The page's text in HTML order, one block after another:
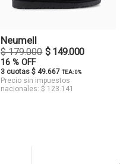
Neumell
$ 179.000 $ 149.000
16 % OFF
3 cuotas $ 49.667TEA: 0%
Precio sin impuestos
nacionales: $ 123.141